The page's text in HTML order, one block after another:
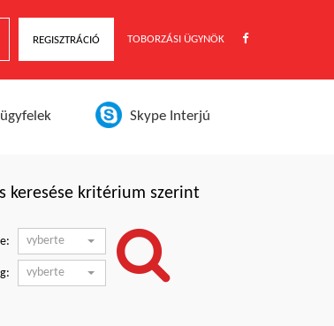
REGISZTRÁCIÓ TOBORZÁSI ÜGYNÖK
Skype Interjú
keresése kritérium szerint
vyberte
vyberte